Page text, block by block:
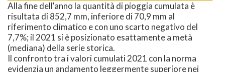
Alla fine dell'anno la quantità di pioggia cumulata è
risultata di 852,7 mm, inferiore di 70,9 mm al
riferimento climatico e con uno scarto negativo del
7,7%; il 2021 si è posizionato esattamente a metà
(mediana) della serie storica.
Il confronto tra i valori cumulati 2021 con la norma
evidenzia un andamento leggermente superiore nei